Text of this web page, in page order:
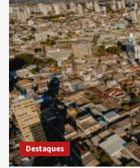
Destaques